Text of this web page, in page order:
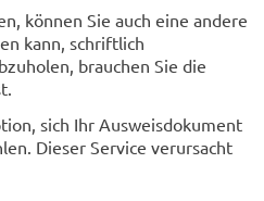
können Sie auch eine andere
kann, schriftlich
brauchen Sie die
sich Ihr Ausweisdokument
Dieser Service verursacht